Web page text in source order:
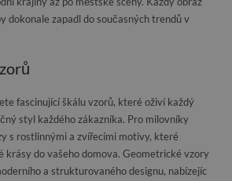
dokonale zapadl do současných trendů v
fascinující škálu vzorů, které oživí každý
styl každého zákazníka. Pro milovníky
s rostlinnými a zvířecími motivy, které
krásy do vašeho domova. Geometrické vzory
a strukturovaného designu, nabízejíc